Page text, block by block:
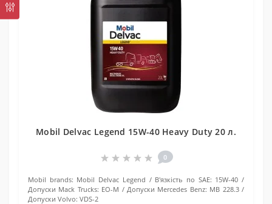
Mobil Delvac Legend 15W-40 Heavy Duty 20 л.
0
Mobil brands: Mobil Delvac Legend В'язкість по SAE: 15W-40
Допуски Mack Trucks: EO-M Допуски Mercedes Benz: MB 228.3
Допуски Volvo: VDS-2